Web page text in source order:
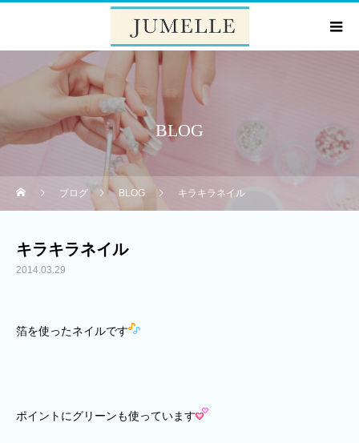
BLOG
ブログ BLOG キラキラネイル
キラキラネイル
2014.03.29
箔を使ったネイルです
ポイントにグリーンも使っています